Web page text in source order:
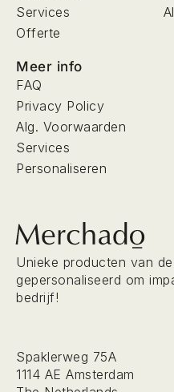
Services
Offerte
Meer info
FAQ
Privacy Policy
Alg. Voorwaarden
Services
Personaliseren
Unieke producten van
gepersonaliseerd om
bedrijf!
Spaklerweg 75A
1114 AE Amsterdam